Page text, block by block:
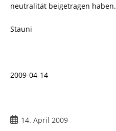
neutralität beigetragen haben.
Stauni
2009-04-14
Beitrag14. April 2009